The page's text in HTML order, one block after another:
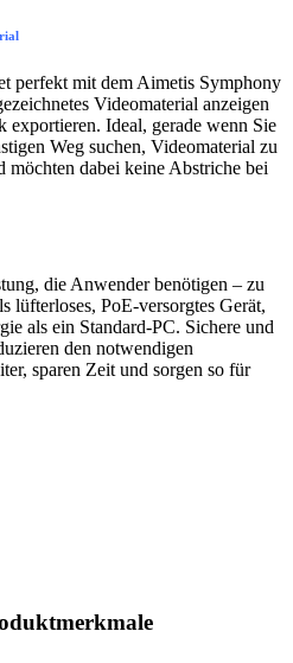
perfekt mit dem Aimetis Symphony
Videomaterial anzeigen
Ideal, gerade wenn Sie
Weg suchen, Videomaterial zu
möchten dabei keine Abstriche bei
die Anwender benötigen – zu
lüfterloses, PoE-versorgtes Gerät,
als ein Standard-PC. Sichere und
den notwendigen
sparen Zeit und sorgen so für